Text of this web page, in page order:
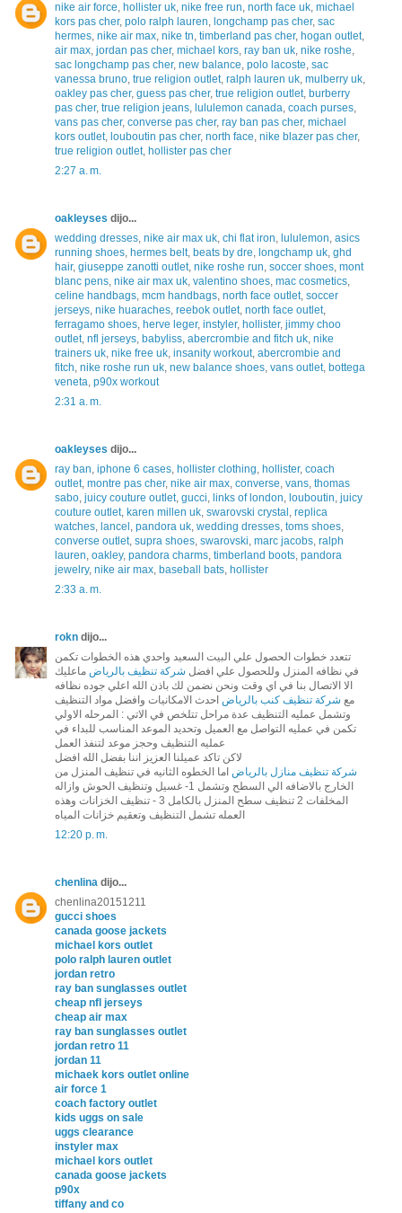
nike air force, hollister uk, nike free run, north face uk, michael
kors pas cher, polo ralph lauren, longchamp pas cher, sac
hermes, nike air max, nike tn, timberland pas cher, hogan outlet,
air max, jordan pas cher, michael kors, ray ban uk, nike roshe,
sac longchamp pas cher, new balance, polo lacoste, sac
vanessa bruno, true religion outlet, ralph lauren uk, mulberry uk,
oakley pas cher, guess pas cher, true religion outlet, burberry
pas cher, true religion jeans, lululemon canada, coach purses,
vans pas cher, converse pas cher, ray ban pas cher, michael
kors outlet, louboutin pas cher, north face, nike blazer pas cher,
true religion outlet, hollister pas cher
2:27 a. m.
oakleyses dijo...
wedding dresses, nike air max uk, chi flat iron, lululemon, asics
running shoes, hermes belt, beats by dre, longchamp uk, ghd
hair, giuseppe zanotti outlet, nike roshe run, soccer shoes, mont
blanc pens, nike air max uk, valentino shoes, mac cosmetics,
celine handbags, mcm handbags, north face outlet, soccer
jerseys, nike huaraches, reebok outlet, north face outlet,
ferragamo shoes, herve leger, instyler, hollister, jimmy choo
outlet, nfl jerseys, babyliss, abercrombie and fitch uk, nike
trainers uk, nike free uk, insanity workout, abercrombie and
fitch, nike roshe run uk, new balance shoes, vans outlet, bottega
veneta, p90x workout
2:31 a. m.
oakleyses dijo...
ray ban, iphone 6 cases, hollister clothing, hollister, coach
outlet, montre pas cher, nike air max, converse, vans, thomas
sabo, juicy couture outlet, gucci, links of london, louboutin, juicy
couture outlet, karen millen uk, swarovski crystal , replica
watches, lancel , pandora uk, wedding dresses, toms shoes,
converse outlet, supra shoes, swarovski, marc jacobs, ralph
lauren, oakley, pandora charms, timberland boots, pandora
jewelry, nike air max, baseball bats, hollister
2:33 a. m.
rokn dijo...
تتعدد خطوات الحصول علي البيت السعيد واحدي هذه الخطوات تكمن
في نظافه المنزل وللحصول علي افضل شركة تنظيف بالرياض ماعليك
الا الاتصال بنا في اي وقت ونحن نضمن لك باذن الله اعلي جوده نظافه
مع شركة تنظيف كنب بالرياض احدث الامكانيات وافضل مواد التنظيف
وتشمل عمليه التنظيف عدة مراحل تتلخص في الاتي : المرحله الاولي
تكمن في عمليه التواصل مع العميل وتحديد الموعد المناسب للبداء في
عمليه التنظيف وحجز موعد لتنفذ العمل
لاكن تاكد عميلنا العزيز اننا بفضل الله افضل
شركة تنظيف منازل بالرياض اما الخطوه الثانيه في تنظيف المنزل من
الخارج بالاضافه الي السطح وتشمل 1- غسيل وتنظيف الحوش وازاله
المخلفات 2 تنظيف سطح المنزل بالكامل 3 - تنظيف الخزانات وهذه
العمله تشمل التنظيف وتعقيم خزانات المياه
12:20 p. m.
chenlina dijo...
chenlina20151211
gucci shoes
canada goose jackets
michael kors outlet
polo ralph lauren outlet
jordan retro
ray ban sunglasses outlet
cheap nfl jerseys
cheap air max
ray ban sunglasses outlet
jordan retro 11
jordan 11
michaek kors outlet online
air force 1
coach factory outlet
kids uggs on sale
uggs clearance
instyler max
michael kors outlet
canada goose jackets
p90x
tiffany and co